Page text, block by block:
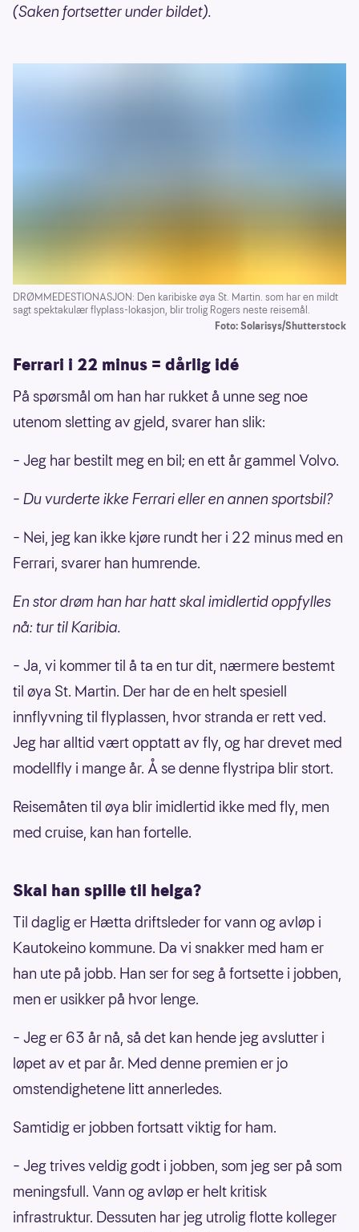
(Saken fortsetter under bildet).
DRØMMEDESTIONASJON: Den karibiske øya St. Martin. som har en mildt
sagt spektakulær flyplass-lokasjon, blir trolig Rogers neste reisemål.
Foto: Solarisys/Shutterstock
Ferrari i 22 minus = dårlig idé
På spørsmål om han har rukket å unne seg noe
utenom sletting av gjeld, svarer han slik:
– Jeg har bestilt meg en bil; en ett år gammel Volvo.
– Du vurderte ikke Ferrari eller en annen sportsbil?
– Nei, jeg kan ikke kjøre rundt her i 22 minus med en
Ferrari, svarer han humrende.
En stor drøm han har hatt skal imidlertid oppfylles
nå: tur til Karibia.
– Ja, vi kommer til å ta en tur dit, nærmere bestemt
til øya St. Martin. Der har de en helt spesiell
innflyvning til flyplassen, hvor stranda er rett ved.
Jeg har alltid vært opptatt av fly, og har drevet med
modellfly i mange år. Å se denne flystripa blir stort.
Reisemåten til øya blir imidlertid ikke med fly, men
med cruise, kan han fortelle.
Skal han spille til helga?
Til daglig er Hætta driftsleder for vann og avløp i
Kautokeino kommune. Da vi snakker med ham er
han ute på jobb. Han ser for seg å fortsette i jobben,
men er usikker på hvor lenge.
– Jeg er 63 år nå, så det kan hende jeg avslutter i
løpet av et par år. Med denne premien er jo
omstendighetene litt annerledes.
Samtidig er jobben fortsatt viktig for ham.
– Jeg trives veldig godt i jobben, som jeg ser på som
meningsfull. Vann og avløp er helt kritisk
infrastruktur. Dessuten har jeg utrolig flotte kolleger